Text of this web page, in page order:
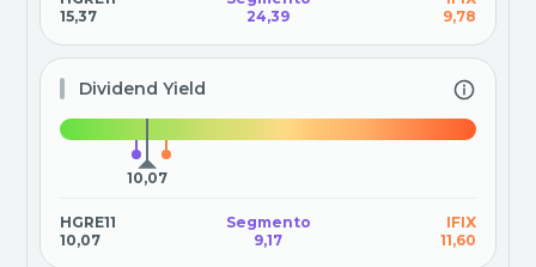
15,37
24,39
9,78
Dividend Yield
10,07
HGRE11
10,07
Segmento
9,17
IFIX
11,60